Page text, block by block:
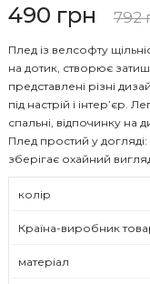
490 грн 792
колір
Країна-виробник
матеріал
Плед із велсофту
на дотик, створює
представлені різні
під настрій і інтер’єр.
спальні, відпочинку на
Плед простий у
зберігає охайний